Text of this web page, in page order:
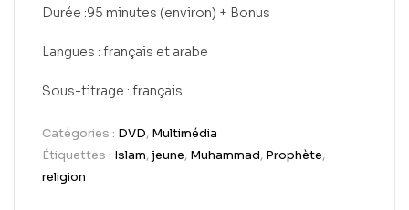
Durée :95 minutes (environ) + Bonus
Langues : français et arabe
Sous-titrage : français
Catégories : DVD, Multimédia
Étiquettes : Islam,jeune, Muhammad, Prophète,
religion